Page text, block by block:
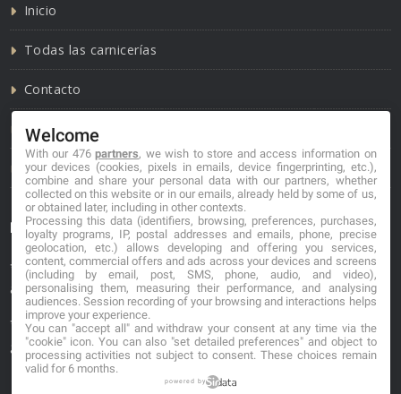
Inicio
Todas las carnicerías
Contacto
Política de cookies
Política de privacidad
Información de contacto
*No se garantiza que los datos mostrados estén
actualizados.
** Los precios mostrados son estimaciones y no se
garantiza su veracidad.
Welcome
With our 476partners, we wish to store and access information on
your devices (cookies, pixels in emails, device fingerprinting, etc.),
combine and share your personal data with our partners, whether
collected on this website or in our emails, already held by some of us,
or obtained later, including in other contexts.
Processing this data (identifiers, browsing, preferences, purchases,
loyalty programs, IP, postal addresses and emails, phone, precise
geolocation, etc.) allows developing and offering you services,
content, commercial offers and ads across your devices and screens
(including by email, post, SMS, phone, audio, and video),
personalising them, measuring their performance, and analysing
audiences. Session recording of your browsing and interactions helps
improve your experience.
You can "accept all" and withdraw your consent at any time via the
"cookie" icon. You can also "set detailed preferences" and object to
processing activities not subject to consent. These choices remain
valid for 6 months.
powered by